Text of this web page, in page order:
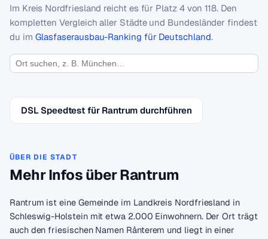
Im Kreis Nordfriesland reicht es für Platz 4 von 118. Den
kompletten Vergleich aller Städte und Bundesländer findest
du im Glasfaserausbau-Ranking für Deutschland.
DSL Speedtest für Rantrum durchführen
ÜBER DIE STADT
Mehr Infos über Rantrum
Rantrum ist eine Gemeinde im Landkreis Nordfriesland in
Schleswig-Holstein mit etwa 2.000 Einwohnern. Der Ort trägt
auch den friesischen Namen Rånterem und liegt in einer